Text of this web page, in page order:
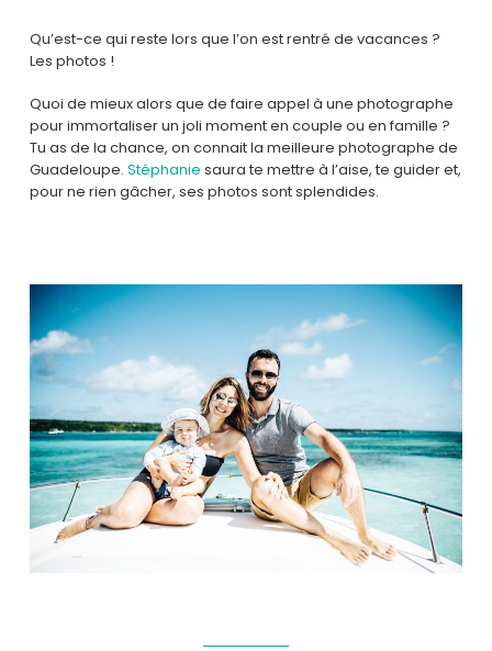
Qu’est-ce qui reste lors que l’on est rentré de vacances ?
Les photos !
Quoi de mieux alors que de faire appel à une photographe
pour immortaliser un joli moment en couple ou en famille ?
Tu as de la chance, on connait la meilleure photographe de
Guadeloupe.Stéphaniesaura te mettre à l’aise, te guider et,
pour ne rien gâcher, ses photos sont splendides.